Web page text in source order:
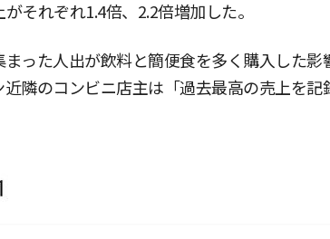
それぞれ1.4倍、2.2倍増加した。
った人出が飲料と簡便食を多く購入した影
近隣のコンビニ店主は「過去最高の売上を記